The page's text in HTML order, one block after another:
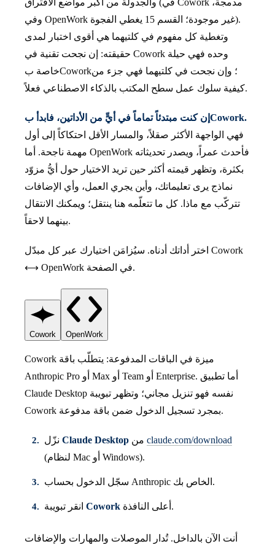
وفي OpenWork غير موجودة؛ القسم 15 يغطي الفجوة).
وتغطية كل مفهوم في كلتيهما هي أقوى اختبار لمدى
حقيقته: إن نجحت تقنية في Cowork وحده فهي حيلة
خاصة بCowork؛ وإن نجحت في كلتيهما فهي جزء من
كيفية سلوك عمل سطح المكتب بالذكاء الاصطناعي فعلاً.
إن كنت مبتدئاً تماماً في أيٍّ من الأداتين، فابدأ بCowork.
فهي الواجهة الأكثر صقلاً، والمسار الأقل احتكاكاً إلى أول
مهمة ناجحة. أما OpenWork فأحدث عمراً، ويصدر تحديثاته
بكثرة، وتظهر قيمته أكثر حين تريد الاختيار حول أيُّ مزوّد
نماذج يرى تعليماتك، وأين يجري العمل، وأي الإضافات
تتركّب مع ماذا. كل ما تتعلّمه هنا ينتقل؛ ويمكنك الانتقال
بينهما لاحقاً.
اختر أداتك أدناه. سيُزامَن اختيارك عبر كل مبدّل Cowork
⟷ OpenWork في الصفحة.
Cowork OpenWork
Anthropic Pro أو Max أو Team أو Enterprise. أما تطبيق
Claude Desktop نفسه فهو تنزيل مجاني؛ وتظهر تبويبة
Cowork بمجرد تسجيل الدخول ضمن باقة مدفوعة.
Claude Desktop
claude.com/download
(لنظام Mac أو Windows).
سجّل الدخول بحساب Anthropic الخاص بك.
Cowork أعلى النافذة.
أنت الآن بالداخل. تُدار الموصلات والمهارات والإضافات